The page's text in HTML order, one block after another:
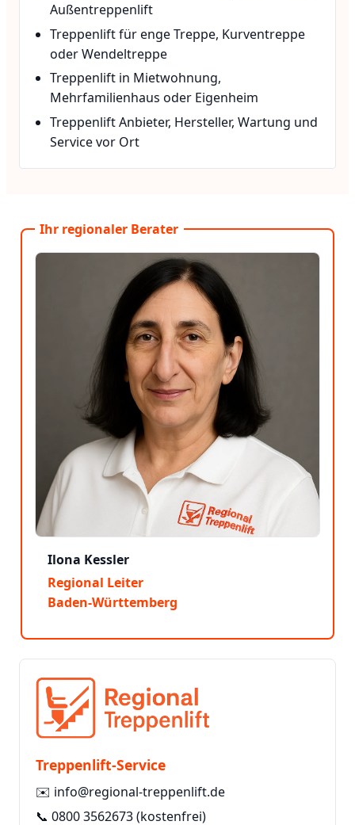
Außentreppenlift
Treppenlift für enge Treppe, Kurventreppe
oder Wendeltreppe
Treppenlift in Mietwohnung,
Mehrfamilienhaus oder Eigenheim
Treppenlift Anbieter, Hersteller, Wartung und
Service vor Ort
Ihr regionaler Berater
Ilona Kessler
Regional Leiter
Baden-Württemberg
Treppenlift-Service
✉️ info@regional-treppenlift.de
📞 0800 3562673(kostenfrei)